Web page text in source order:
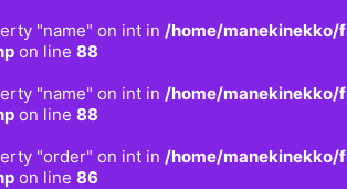
"name" on int in /home/
on line 88
"name" on int in /home/
on line 88
"order" on int in /home/
on line 86